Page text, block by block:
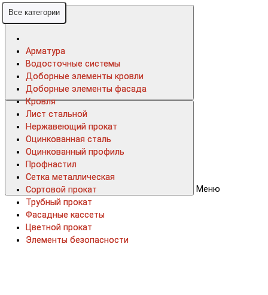
Меню
Все категории
Арматура
Водосточные системы
Доборные элементы кровли
Доборные элементы фасада
Кровля
Лист стальной
Нержавеющий прокат
Оцинкованная сталь
Оцинкованный профиль
Профнастил
Сетка металлическая
Сортовой прокат
Трубный прокат
Фасадные кассеты
Цветной прокат
Элементы безопасности
Все категории
Арматура
Водосточные системы
Доборные элементы кровли
Доборные элементы фасада
Кровля
Лист стальной
Нержавеющий прокат
Оцинкованная сталь
Оцинкованный профиль
Профнастил
Сетка металлическая
Сортовой прокат
Трубный прокат
Фасадные кассеты
Цветной прокат
Элементы безопасности